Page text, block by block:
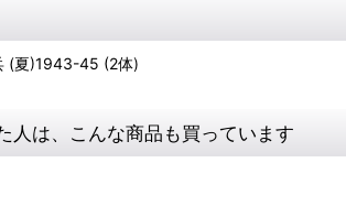
(夏)1943-45 (2体)
人は、こんな商品も買っています